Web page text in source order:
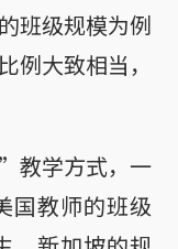
班级规模为例
例大致相当，
教学方式，一
国教师的班级